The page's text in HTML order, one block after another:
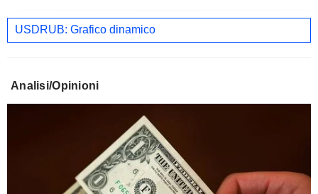
USDRUB: Grafico dinamico
Analisi/Opinioni